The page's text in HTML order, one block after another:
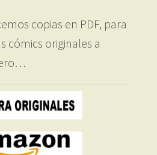
copias en PDF, para
cómics originales a